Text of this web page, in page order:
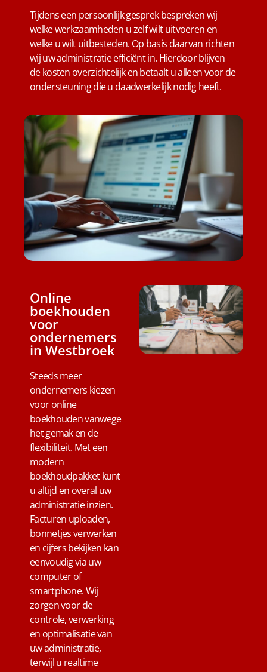
Tijdens een persoonlijk gesprek bespreken wij
welke werkzaamheden u zelf wilt uitvoeren en
welke u wilt uitbesteden. Op basis daarvan richten
wij uw administratie efficiënt in. Hierdoor blijven
de kosten overzichtelijk en betaalt u alleen voor de
ondersteuning die u daadwerkelijk nodig heeft.
Online
boekhouden
voor
ondernemers
in Westbroek
Steeds meer
ondernemers kiezen
voor online
boekhouden vanwege
het gemak en de
flexibiliteit. Met een
modern
boekhoudpakket kunt
u altijd en overal uw
administratie inzien.
Facturen uploaden,
bonnetjes verwerken
en cijfers bekijken kan
eenvoudig via uw
computer of
smartphone. Wij
zorgen voor de
controle, verwerking
en optimalisatie van
uw administratie,
terwijl u realtime